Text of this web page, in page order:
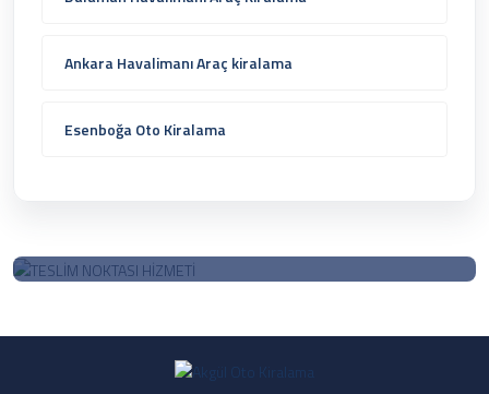
Ankara Havalimanı Araç kiralama
Esenboğa Oto Kiralama
Bize Soru Sorun